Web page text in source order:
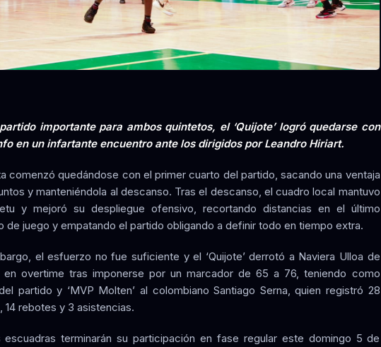
importante para ambos quintetos, el ‘Quijote’ logró quedarse con
en un infartante encuentro ante los dirigidos por Leandro Hiriart.
comenzó quedándose con el primer cuarto del partido, sacando una ventaja
y manteniéndola al descanso. Tras el descanso, el cuadro local mantuvo
y mejoró su despliegue ofensivo, recortando distancias en el último
de juego y empatando el partido obligando a definir todo en tiempo extra.
el esfuerzo no fue suficiente y el ‘Quijote’ derrotó a Naviera Ulloa de
en overtime tras imponerse por un marcador de 65 a 76, teniendo como
partido y ‘MVP Molten’ al colombiano Santiago Serna, quien registró 28
14 rebotes y 3 asistencias.
escuadras terminarán su participación en fase regular este domingo 5 de